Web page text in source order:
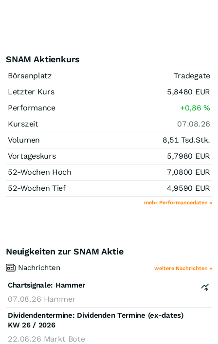
SNAM Aktienkurs
Börsenplatz
Tradegate
Letzter Kurs
5,8480 EUR
Performance
+0,86%
Kurszeit
07.08.26
Volumen
8,51 Tsd.Stk.
Vortageskurs
5,7980 EUR
52-Wochen Hoch
7,0800 EUR
52-Wochen Tief
4,9590 EUR
mehr Performancedaten »
Neuigkeiten zur SNAM Aktie
Nachrichten weitere Nachrichten »
Chartsignale: Hammer
07.08.26 Hammer
Dividendentermine: Dividenden Termine (ex-dates)
KW 26 / 2026
22.06.26 Markt Bote